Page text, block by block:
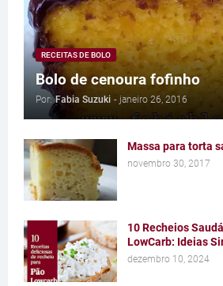
RECEITAS DE BOLO
Bolo de cenoura fofinho
Por: Fabia Suzuki - janeiro 26, 2016
Massa para torta
novembro 30, 2017
10 Recheios
LowCarb: Ideias
dezembro 10, 2024